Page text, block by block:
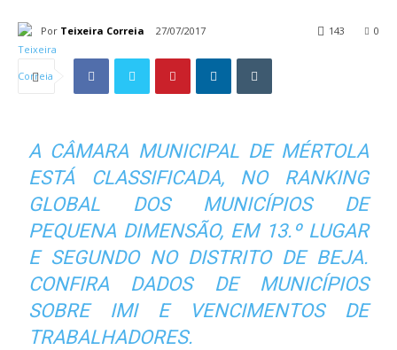
Por Teixeira Correia 27/07/2017 0
143
A CÂMARA MUNICIPAL DE MÉRTOLA
ESTÁ CLASSIFICADA, NO RANKING
GLOBAL DOS MUNICÍPIOS DE
PEQUENA DIMENSÃO, EM 13.º LUGAR
E SEGUNDO NO DISTRITO DE BEJA.
CONFIRA DADOS DE MUNICÍPIOS
SOBRE IMI E VENCIMENTOS DE
TRABALHADORES.